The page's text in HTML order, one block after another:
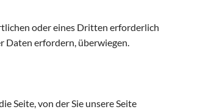
oder eines Dritten erforderlich
Daten erfordern, überwiegen.
Seite, von der Sie unsere Seite